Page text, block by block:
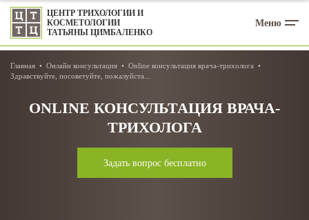
ЦЕНТР ТРИХОЛОГИИ И
КОСМЕТОЛОГИИ
ТАТЬЯНЫ ЦИМБАЛЕНКО
Меню
Главная Онлайн консультация
Online консультация врача-трихолога
Здравствуйте, посоветуйте, пожалуйста...
ONLINE КОНСУЛЬТАЦИЯ ВРАЧА-
ТРИХОЛОГА
Задать вопрос бесплатно